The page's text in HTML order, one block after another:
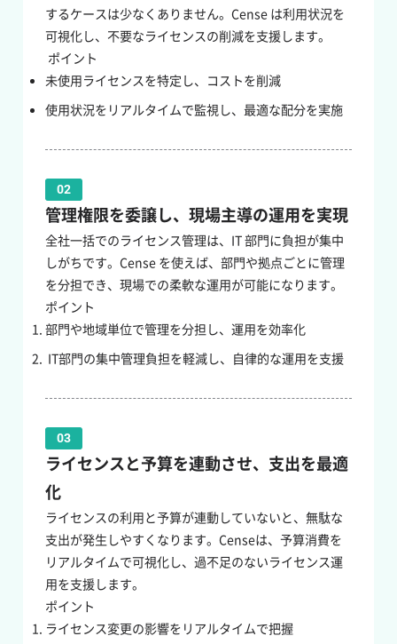
するケースは少なくありません。Cense は利用状況を
可視化し、不要なライセンスの削減を支援します。
ポイント
未使用ライセンスを特定し、コストを削減
使用状況をリアルタイムで監視し、最適な配分を実施
02
管理権限を委譲し、現場主導の運用を実現
全社一括でのライセンス管理は、IT 部門に負担が集中
しがちです。Cense を使えば、部門や拠点ごとに管理
を分担でき、現場での柔軟な運用が可能になります。
ポイント
部門や地域単位で管理を分担し、運用を効率化
IT部門の集中管理負担を軽減し、自律的な運用を支援
03
ライセンスと予算を連動させ、支出を最適
化
ライセンスの利用と予算が連動していないと、無駄な
支出が発生しやすくなります。Censeは、予算消費を
リアルタイムで可視化し、過不足のないライセンス運
用を支援します。
ポイント
ライセンス変更の影響をリアルタイムで把握